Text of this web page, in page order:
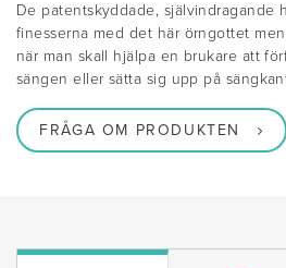
De patentskyddade, självindragande
finesserna med det här örngottet
när man skall hjälpa en brukare att
sängen eller sätta sig upp på
FRÅGA OM PRODUKTEN